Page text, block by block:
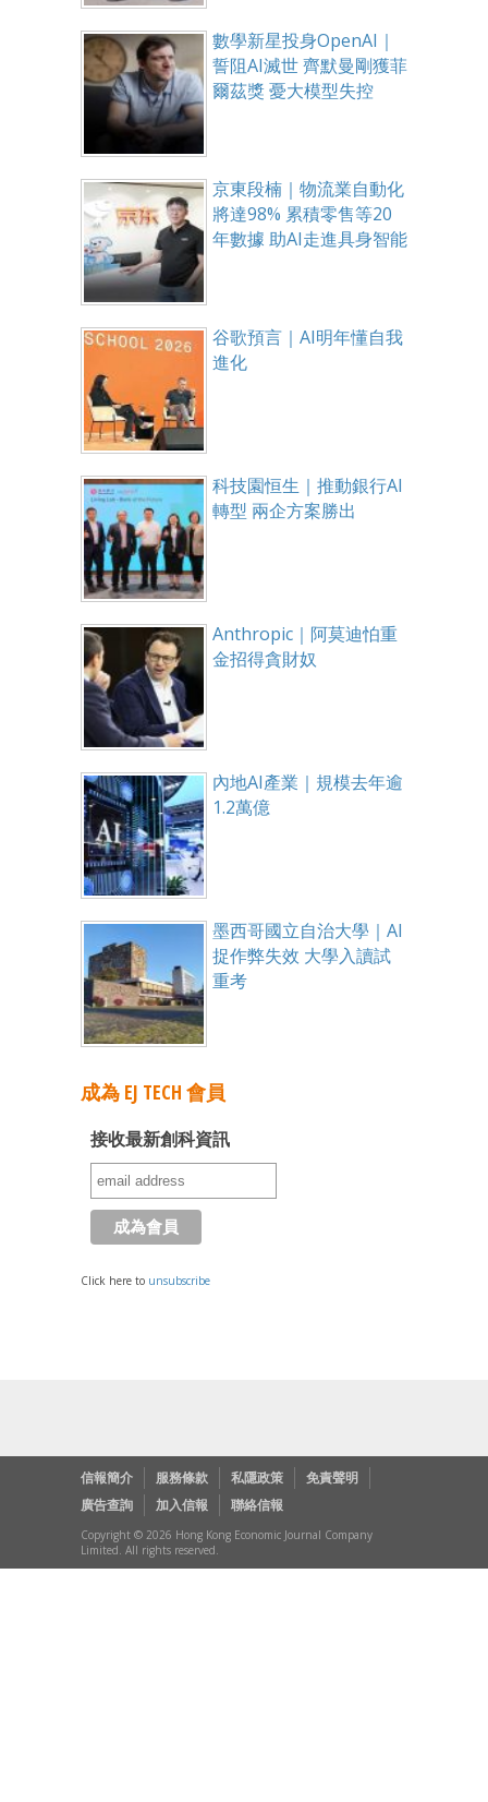
數學新星投身OpenAI｜
誓阻AI滅世 齊默曼剛獲菲
爾茲獎 憂大模型失控
京東段楠｜物流業自動化
將達98% 累積零售等20
年數據 助AI走進具身智能
谷歌預言｜AI明年懂自我
進化
科技園恒生｜推動銀行AI
轉型 兩企方案勝出
Anthropic｜阿莫迪怕重
金招得貪財奴
內地AI產業｜規模去年逾
1.2萬億
墨西哥國立自治大學｜AI
捉作弊失效 大學入讀試
重考
成為 EJ TECH 會員
接收最新創科資訊
Click here to unsubscribe
信報簡介 服務條款 私隱政策
免責聲明
廣告查詢
加入信報 聯絡信報
Copyright © 2026 Hong Kong Economic Journal Company
Limited. All rights reserved.